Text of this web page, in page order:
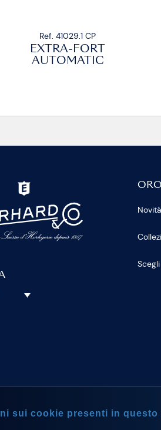
Ref. 41029.1 CA99
EXTRA-FORT
AUTOMATIC
Novità
sui cookie presenti in questo